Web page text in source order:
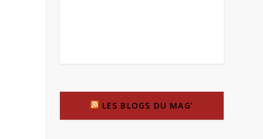
LES BLOGS DU MAG’